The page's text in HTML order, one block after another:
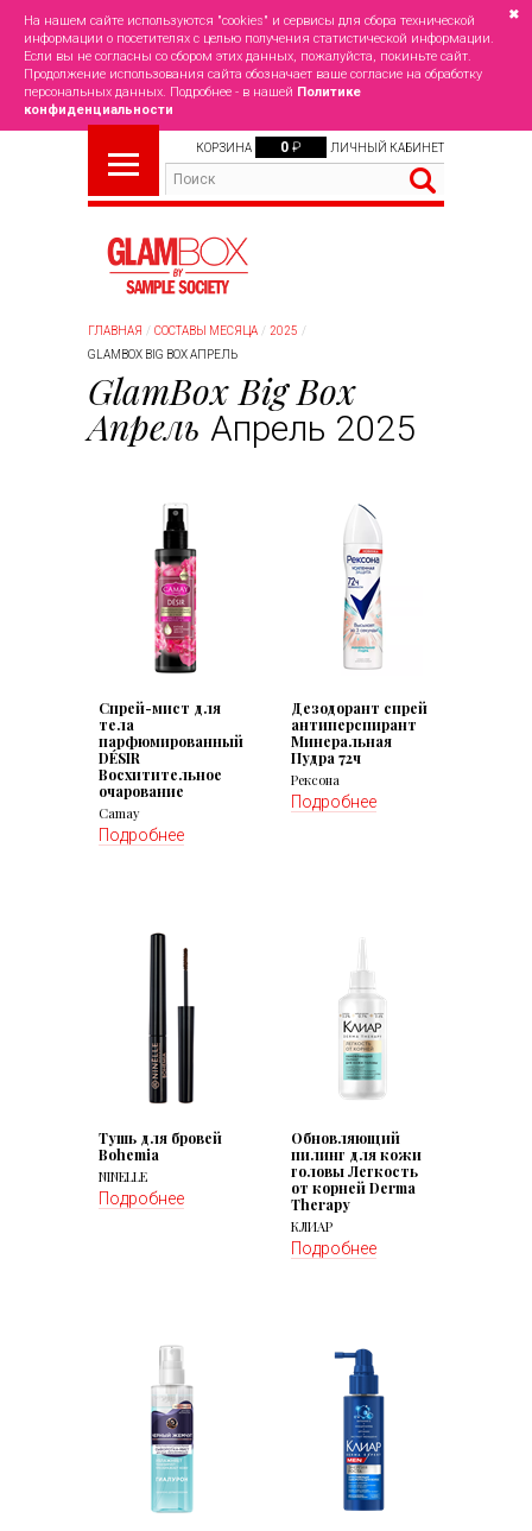
На нашем сайте используются "cookies" и сервисы для сбора технической
информации о посетителях с целью получения статистической информации.
Если вы не согласны со сбором этих данных, пожалуйста, покиньте сайт.
Продолжение использования сайта обозначает ваше согласие на обработку
персональных данных. Подробнее - в нашей Политике
конфиденциальности
✖
КОРЗИНА 0 ₽ ЛИЧНЫЙ КАБИНЕТ
ГЛАВНАЯ СОСТАВЫ МЕСЯЦА
2025
GLAMBOX BIG BOX АПРЕЛЬ
GlamBox Big Box
Апрель Апрель 2025
Спрей-мист для
тела
парфюмированный
DÉSIR
Восхитительное
очарование
Camay
Подробнее
Дезодорант спрей
антиперспирант
Минеральная
Пудра 72ч
Рексона
Подробнее
Тушь для бровей
Bohemia
NINELLE
Подробнее
Обновляющий
пилинг для кожи
головы Легкость
от корней Derma
Therapy
КЛИАР
Подробнее